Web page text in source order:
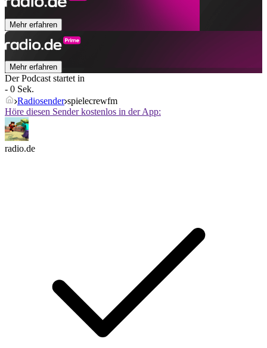
Mehr erfahren
Mehr erfahren
Der Podcast startet in
- 0 Sek.
Radiosender spielecrewfm
Höre diesen Sender kostenlos in der App:
radio.de